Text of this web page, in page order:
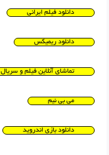
دانلود فیلم ایرانی
دانلود ریمیکس
تماشای آنلاین فیلم و سریال
می بی نیم
دانلود بازی اندروید